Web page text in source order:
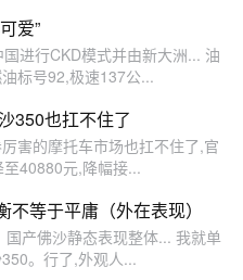
爱”
进行CKD模式并由新大洲... 油
标号92,极速137公...
350也扛不住了
害的摩托车市场也扛不住了,官
40880元,降幅接...
等于平庸（外在表现）
产佛沙静态表现整体... 我就单
。行了,外观人...